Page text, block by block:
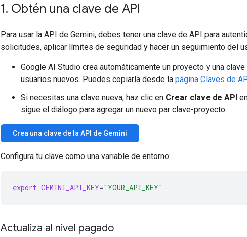
1. Obtén una clave de API
Para usar la API de Gemini, debes tener una clave de API para
solicitudes, aplicar límites de seguridad y hacer un seguimiento del
Google AI Studio crea automáticamente un proyecto y una
usuarios nuevos. Puedes copiarla desde la página Claves de
Si necesitas una clave nueva, haz clic en Crear clave de API
sigue el diálogo para agregar un nuevo par clave-proyecto.
Crea una clave de la API de Gemini
Configura tu clave como una variable de entorno:
export GEMINI_API_KEY="YOUR_API_KEY"
Actualiza al nivel pagado